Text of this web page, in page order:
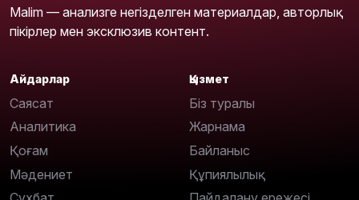
Malim — анализге негізделген материалдар, авторлық
пікірлер мен эксклюзив контент.
Айдарлар
Саясат
Аналитика
Қоғам
Мәдениет
Қызмет
Біз туралы
Жарнама
Байланыс
Құпиялылық